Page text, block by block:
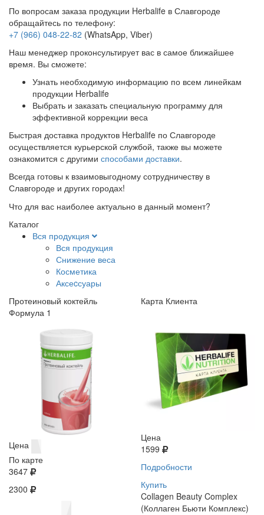
По вопросам заказа продукции Herbalife в Славгороде
обращайтесь по телефону:
+7 (966) 048-22-82 (WhatsApp, Viber)
Наш менеджер проконсультирует вас в самое ближайшее
время. Вы сможете:
Узнать необходимую информацию по всем линейкам
продукции Herbalife
Выбрать и заказать специальную программу для
эффективной коррекции веса
Быстрая доставка продуктов Herbalife по Славгороде
осуществляется курьерской службой, также вы можете
ознакомится с другими способами доставки.
Всегда готовы к взаимовыгодному сотрудничеству в
Славгороде и других городах!
Что для вас наиболее актуально в данный момент?
Каталог
Вся продукция
Вся продукция
Снижение веса
Косметика
Аксеcсуары
Протеиновый коктейль
Формула 1
Цена
По карте
3647
2300
Карта Клиента
Цена
1599
Подробности
Купить
Collagen Beauty Complex
(Коллаген Бьюти Комплекс)